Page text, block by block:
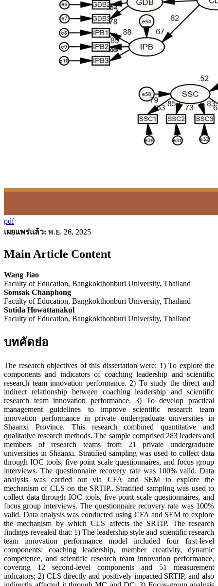
pdf
เผยแพร่แล้ว: พ.ย. 26, 2025
Main Article Content
Wang Jiao
Faculty of Education, Bangkokthonburi University, Thailand
Somsak Chanphong
Faculty of Education, Bangkokthonburi University, Thailand
Sutida Howattanakul
Faculty of Education, Bangkokthonburi University, Thailand
บทคัดย่อ
The research objectives of this dissertation were: 1) To explore the
components and indicators of coaching leadership and scientific
research team innovation performance. 2) To study the direct and
indirect relationship between coaching leadership and scientific
research team innovation performance. 3) To develop practical
management guidelines to improve scientific research team
innovation performance in private undergraduate universities in
Shaanxi Province. This research combined quantitative and
qualitative research methods. The sample comprised 283 leaders and
members of research teams from 21 private undergraduate
universities in Shaanxi. Stratified sampling was used to collect data
through IOC tools, five-point scale questionnaires, and focus group
interviews. The questionnaire recovery rate was 100% valid. Data
analysis was carried out via CFA and SEM to explore the
mechanism of CLS on the SRTIP.. Stratified sampling was used to
collect data through IOC tools, five-point scale questionnaires, and
focus group interviews. The questionnaire recovery rate was 100%
valid. Data analysis was conducted using CFA and SEM to explore
the mechanism by which CLS affects the SRTIP. The research
findings revealed that: 1) The leadership style and scientific research
team innovation performance model included four first-level
components: coaching leadership, member creativity, dynamic
competence, and scientific research team innovation performance,
covering 12 second-level components and 51 measurement
indicators; 2) CLS directly and positively impacted SRTIP, and also